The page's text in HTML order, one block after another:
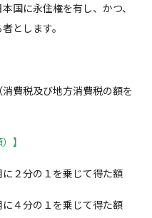
国に永住権を有し、かつ、
とします。
費税及び地方消費税の額を
】
２分の１を乗じて得た額
４分の１を乗じて得た額